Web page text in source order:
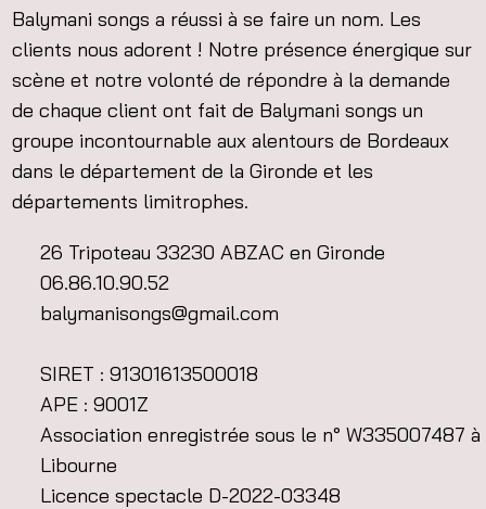
Balymani songs a réussi à se faire un nom. Les
clients nous adorent ! Notre présence énergique sur
scène et notre volonté de répondre à la demande
de chaque client ont fait de Balymani songs un
groupe incontournable aux alentours de Bordeaux
dans le département de la Gironde et les
départements limitrophes.
26 Tripoteau 33230 ABZAC en Gironde
06.86.10.90.52
balymanisongs@gmail.com
SIRET : 91301613500018
APE : 9001Z
Association enregistrée sous le n° W335007487 à
Libourne
Licence spectacle D-2022-03348